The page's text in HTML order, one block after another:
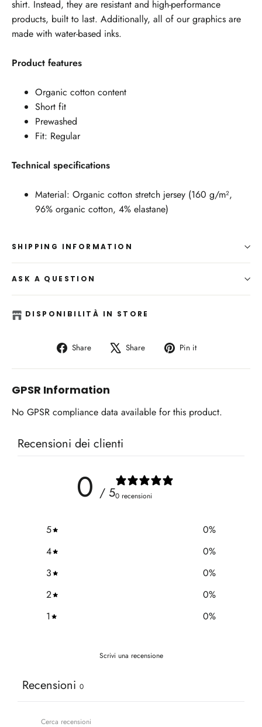
shirt. Instead, they are resistant and high-performance
products, built to last. Additionally, all of our graphics are
made with water-based inks.
Product features
Organic cotton content
Short fit
Prewashed
Fit: Regular
Technical specifications
Material: Organic cotton stretch jersey (160 g/m²,
96% organic cotton, 4% elastane)
SHIPPING INFORMATION
ASK A QUESTION
DISPONIBILITÀ IN STORE
Share
Share Share
Tweet Pin it
GPSR Information
No GPSR compliance data available for this product.
Recensioni dei clienti
0 / 50 recensioni
5 0%
4
0%
3
0%
2
0%
1
0%
Scrivi una recensione
Recensioni 0